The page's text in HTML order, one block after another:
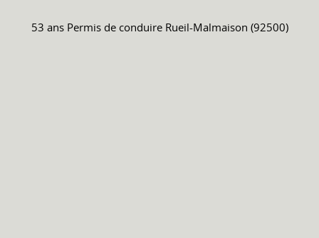
53 ans Permis de conduire Rueil-Malmaison (92500)